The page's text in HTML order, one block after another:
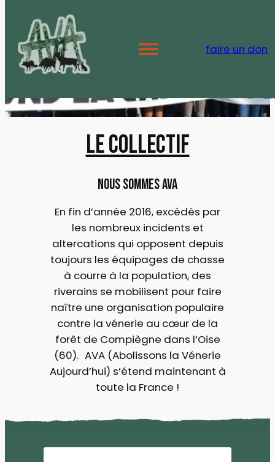
contenu
faire un don
le collectif
nous sommes ava
En fin d’année 2016, excédés par
les nombreux incidents et
altercations qui opposent depuis
toujours les équipages de chasse
à courre à la population, des
riverains se mobilisent pour faire
naître une organisation populaire
contre la vénerie au cœur de la
forêt de Compiègne dans l’Oise
(60). AVA (Abolissons la Vénerie
Aujourd’hui) s’étend maintenant à
toute la France !